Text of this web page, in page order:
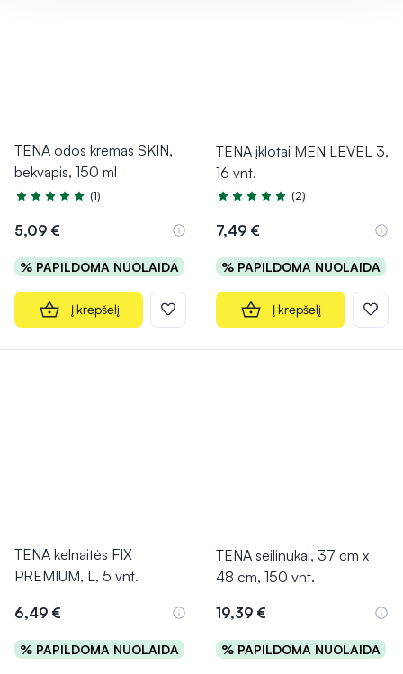
TENA odos kremas SKIN,
bekvapis, 150 ml
Įvertinimas 5.0 iš 5
(1)
5,09 €
% PAPILDOMA NUOLAIDA
Į krepšelį
TENA įklotai MEN LEVEL 3,
16 vnt.
Įvertinimas 5.0 iš 5
(2)
7,49 €
% PAPILDOMA NUOLAIDA
Į krepšelį
TENA kelnaitės FIX
PREMIUM, L, 5 vnt.
6,49 €
% PAPILDOMA NUOLAIDA
TENA seilinukai, 37 cm x
48 cm, 150 vnt.
19,39 €
% PAPILDOMA NUOLAIDA